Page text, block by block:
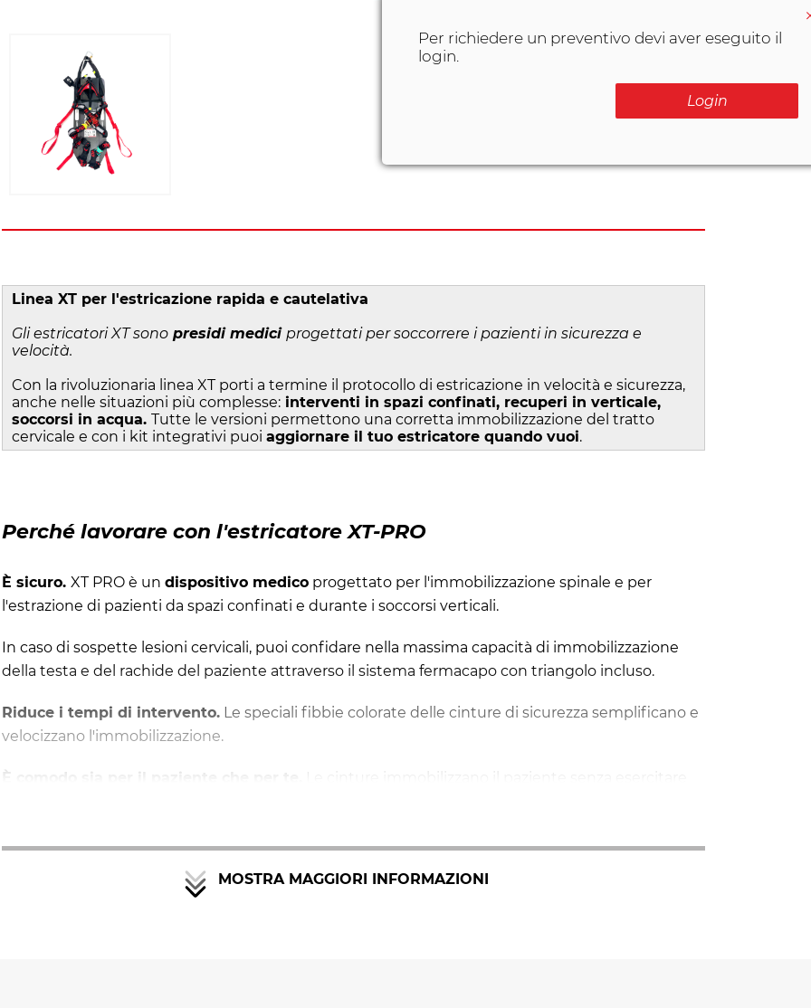
Per richiedere un preventivo devi aver eseguito il
login.
Login
Linea XT per l'estricazione rapida e cautelativa
Gli estricatori XT sono presidi medici progettati per soccorrere i pazienti in sicurezza e
velocità.
Con la rivoluzionaria linea XT porti a termine il protocollo di estricazione in velocità e sicurezza,
anche nelle situazioni più complesse: interventi in spazi confinati, recuperi in verticale,
soccorsi in acqua. Tutte le versioni permettono una corretta immobilizzazione del tratto
cervicale e con i kit integrativi puoi aggiornare il tuo estricatore quando vuoi.
Perché lavorare con l'estricatore XT-PRO
È sicuro. XT PRO è un dispositivo medico progettato per l'immobilizzazione spinale e per
l'estrazione di pazienti da spazi confinati e durante i soccorsi verticali.
In caso di sospette lesioni cervicali, puoi confidare nella massima capacità di immobilizzazione
della testa e del rachide del paziente attraverso il sistema fermacapo con triangolo incluso.
Riduce i tempi di intervento. Le speciali fibbie colorate delle cinture di sicurezza semplificano e
velocizzano l'immobilizzazione.
È facile da trasportare e da igienizzare.Il materiale di cui è composto è leggero e facile da
MOSTRA MAGGIORI INFORMAZIONI